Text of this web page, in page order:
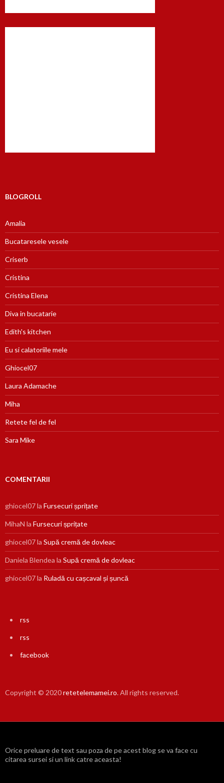
BLOGROLL
Amalia
Bucataresele vesele
Criserb
Cristina
Cristina Elena
Diva in bucatarie
Edith's kitchen
Eu si calatoriile mele
Ghiocel07
Laura Adamache
Miha
Retete fel de fel
Sara Mike
COMENTARII
ghiocel07la Fursecuri șprițate
MihaN la Fursecuri șprițate
ghiocel07la Supă cremă de dovleac
Daniela Blendea la Supă cremă de dovleac
ghiocel07la Ruladă cu cașcaval și șuncă
rss
rss
facebook
Copyright © 2020retetelemamei.ro. All rights reserved.
Orice preluare de text sau poza de pe acest blog se va face cu
citarea sursei si un link catre aceasta!